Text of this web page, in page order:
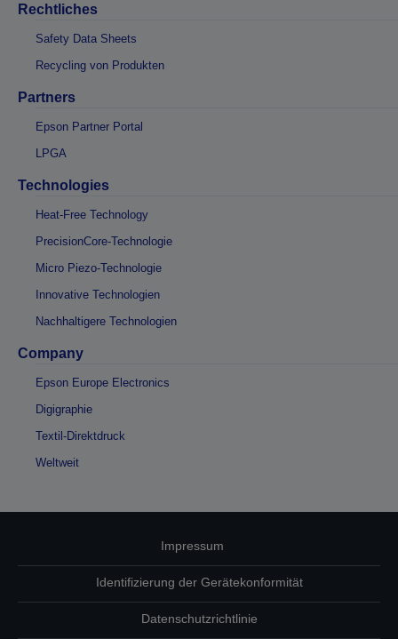
Rechtliches
Safety Data Sheets
Recycling von Produkten
Partners
Epson Partner Portal
LPGA
Technologies
Heat-Free Technology
PrecisionCore-Technologie
Micro Piezo-Technologie
Innovative Technologien
Nachhaltigere Technologien
Company
Epson Europe Electronics
Digigraphie
Textil-Direktdruck
Weltweit
Impressum
Identifizierung der Gerätekonformität
Datenschutzrichtlinie